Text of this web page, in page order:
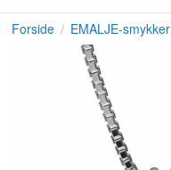
Forside EMALJE-smykker